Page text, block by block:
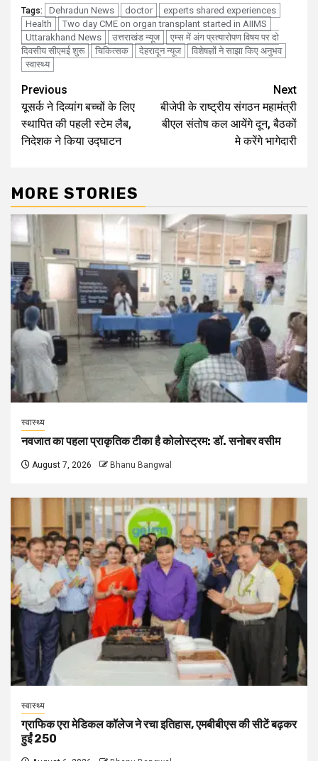
Tags: Dehradun News doctor
experts shared experiences
Health
Two day CME on organ transplant started in AIIMS
Uttarakhand News
उत्तराखंड न्यूज
एम्स में अंग प्रत्यारोपण विषय पर दो
दिवसीय सीएमई शुरू
चिकित्सक देहरादून न्यूज
विशेषज्ञों ने साझा किए अनुभव
स्वास्थ्य
Continue
Reading
Previous
यूसर्क ने दिव्यांग बच्चों के लिए
स्थापित की पहली स्टेम लैब,
निदेशक ने किया उद्घाटन
Next
बीजेपी के राष्ट्रीय संगठन महामंत्री
बीएल संतोष कल आयेंगे दून, बैठकों
मे करेंगे भागेदारी
MORE STORIES
स्वास्थ्य
नवजात का पहला प्राकृतिक टीका है कोलोस्ट्रम: डॉ. सनोबर वसीम
August 7, 2026 Bhanu Bangwal
स्वास्थ्य
ग्राफिक एरा मेडिकल कॉलेज ने रचा इतिहास, एमबीबीएस की सीटें बढ़कर
हुईं 250